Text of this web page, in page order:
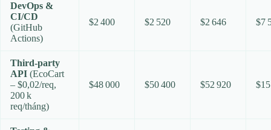
DevOps &
CI/CD
(GitHub
Actions)
$2 400 $2 520 $2 646 $7
Third‑party
API (EcoCart
– $0,02/req,
200 k
req/tháng)
$48 000 $50 400 $52 920